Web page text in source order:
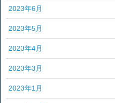
2023年6月
2023年5月
2023年4月
2023年3月
2023年1月